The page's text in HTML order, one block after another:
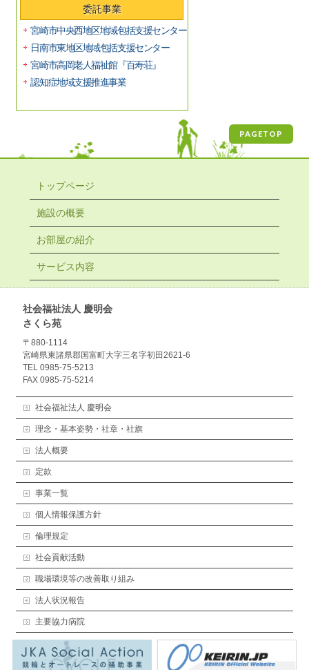
委託事業
宮崎市中央西地区地域包括支援センター
日南市東地区地域包括支援センター
宮崎市高岡老人福祉館『百寿荘』
認知症地域支援推進事業
PAGETOP
トップページ
施設の概要
お部屋の紹介
サービス内容
社会福祉法人 慶明会
さくら苑
〒880-1114
宮崎県東諸県郡国富町大字三名字初田2621-6
TEL 0985-75-5213
FAX 0985-75-5214
社会福祉法人 慶明会
理念・基本姿勢・社章・社旗
法人概要
定款
事業一覧
個人情報保護方針
倫理規定
社会貢献活動
職場環境等の改善取り組み
法人状況報告
主要協力病院